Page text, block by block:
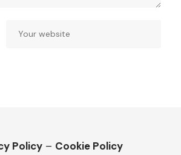
Policy – Cookie Policy